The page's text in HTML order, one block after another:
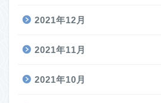
2021年12月
2021年11月
2021年10月